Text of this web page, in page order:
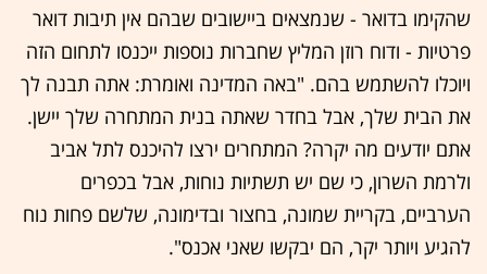
שהקימו בדואר - שנמצאים ביישובים שבהם אין תיבות דואר
פרטיות - ודוח רוזן המליץ שחברות נוספות ייכנסו לתחום הזה
ויוכלו להשתמש בהם. "באה המדינה ואומרת: אתה תבנה לך
את הבית שלך, אבל בחדר שאתה בנית המתחרה שלך יישן.
אתם יודעים מה יקרה? המתחרים ירצו להיכנס לתל אביב
ולרמת השרון, כי שם יש תשתיות נוחות, אבל בכפרים
הערביים, בקריית שמונה, בחצור ובדימונה, שלשם פחות נוח
להגיע ויותר יקר, הם יבקשו שאני אכנס".